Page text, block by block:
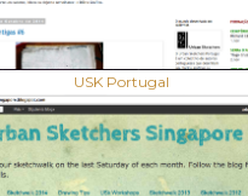
USK Portugal